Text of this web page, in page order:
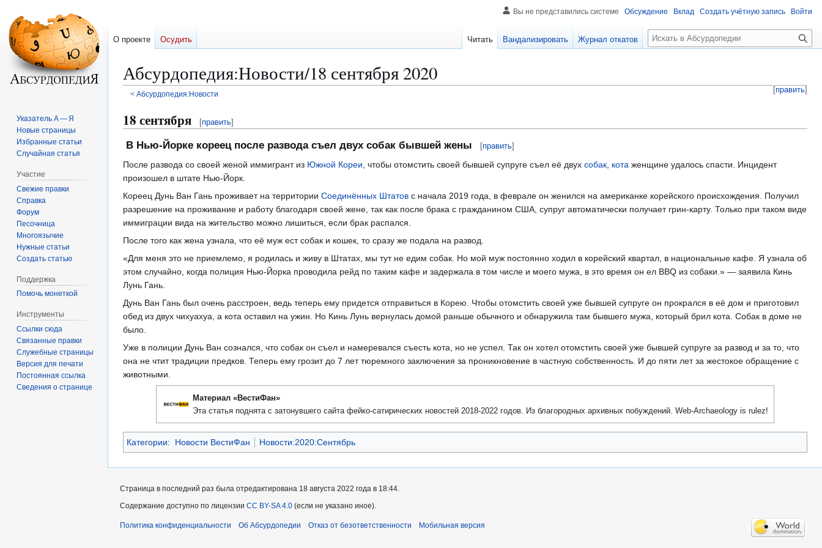
Абсурдопедия:Новости/18 сентября 2020
[править]
< Абсурдопедия:Новости
Перейти
к
навигации
Перейти
к
поиску
18 сентября [править]
В Нью-Йорке кореец после развода съел двух собак бывшей жены [править]
После развода со своей женой иммигрант из Южной Кореи , чтобы отомстить своей бывшей супруге съел еë двух собак кота женщине удалось спасти. Инцидент
произошел в штате Нью-Йорк.
Кореец Дунь Ван Гань проживает на территории Соединëнных Штатов с начала 2019 года, в феврале он женился на американке корейского происхождения. Получил
разрешение на проживание и работу благодаря своей жене, так как после брака с гражданином США, супруг автоматически получает грин-карту. Только при таком виде
иммиграции вида на жительство можно лишиться, если брак распался.
После того как жена узнала, что еë муж ест собак и кошек, то сразу же подала на развод.
«Для меня это не приемлемо, я родилась и живу в Штатах, мы тут не едим собак. Но мой муж постоянно ходил в корейский квартал, в национальные кафе. Я узнала об
этом случайно, когда полиция Нью-Йорка проводила рейд по таким кафе и задержала в том числе и моего мужа, в это время он ел BBQ из собаки.» — заявила Кинь
Лунь Гань.
Дунь Ван Гань был очень расстроен, ведь теперь ему придется отправиться в Корею. Чтобы отомстить своей уже бывшей супруге он прокрался в еë дом и приготовил
обед из двух чихуахуа, а кота оставил на ужин. Но Кинь Лунь вернулась домой раньше обычного и обнаружила там бывшего мужа, который брил кота. Собак в доме не
было.
Уже в полиции Дунь Ван сознался, что собак он съел и намеревался съесть кота, но не успел. Так он хотел отомстить своей уже бывшей супруге за развод и за то, что
она не чтит традиции предков. Теперь ему грозит до 7 лет тюремного заключения за проникновение в частную собственность. И до пяти лет за жестокое обращение с
животными.
Материал «ВестиФан»
Эта статья поднята с затонувшего сайта фейко-сатирических новостей 2018-2022 годов. Из благородных архивных побуждений. Web-Archaeology is rulez!
Категории: Новости ВестиФан Новости:2020:Сентябрь
Вы не представились системе Обсуждение Вклад Создать учётную запись Войти
О проекте Осудить Читать Вандализировать Журнал откатов
П
о
к
Указатель А — Я
Новые страницы
Избранные статьи
Случайная статья
Участие
Свежие правки
Справка
Форум
Песочница
Многоязычие
Нужные статьи
Создать статью
Поддержка
Помочь монеткой
Инструменты
Ссылки сюда
Связанные правки
Служебные страницы
Версия для печати
Постоянная ссылка
Сведения о странице
Страница в последний раз была отредактирована 18 августа 2022 года в 18:44.
Содержание доступно по лицензии CC BY-SA 4.0 (если не указано иное).
Политика конфиденциальности Об Абсурдопедии Отказ от безответственности Мобильная версия